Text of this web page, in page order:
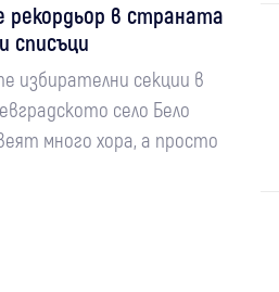
рекордьор в страната
списъци
избирателни секции в
село Бело
много хора, а просто